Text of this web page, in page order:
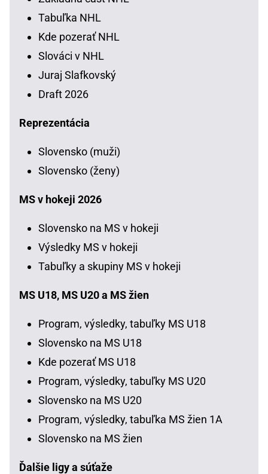
Tabuľka NHL
Kde pozerať NHL
Slováci v NHL
Juraj Slafkovský
Draft 2026
Reprezentácia
Slovensko (muži)
Slovensko (ženy)
MS v hokeji 2026
Slovensko na MS v hokeji
Výsledky MS v hokeji
Tabuľky a skupiny MS v hokeji
MS U18, MS U20 a MS žien
Program, výsledky, tabuľky MS U18
Slovensko na MS U18
Kde pozerať MS U18
Program, výsledky, tabuľky MS U20
Slovensko na MS U20
Program, výsledky, tabuľka MS žien 1A
Slovensko na MS žien
Ďalšie ligy a súťaže